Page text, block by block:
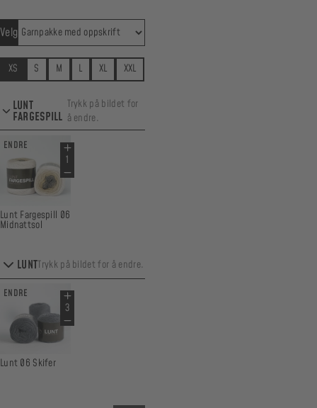
Velg
XS S M L XL XXL
LUNT
FARGESPILL
Trykk på bildet for
å endre.
ENDRE
Lunt Fargespill 06
Midnattsol
LUNTTrykk på bildet for å endre.
ENDRE
Lunt 06 Skifer